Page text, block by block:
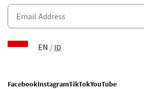
EN / ID
FacebookInstagramTikTokYouTube